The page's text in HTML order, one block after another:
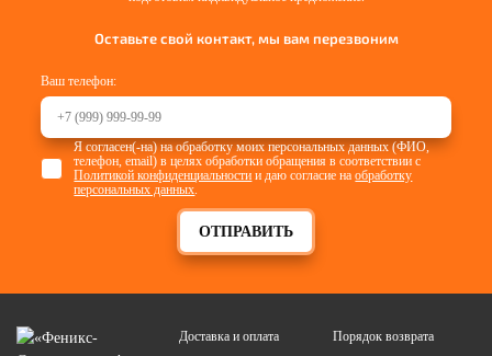
Оставьте свой контакт, мы вам перезвоним
Ваш телефон:
ОТПРАВИТЬ
Я согласен(-на) на обработку моих персональных данных (ФИО,
телефон, email) в целях обработки обращения в соответствии с
Политикой конфиденциальности и даю согласие наобработку
персональных данных.
Доставка и оплата
Порядок возврата